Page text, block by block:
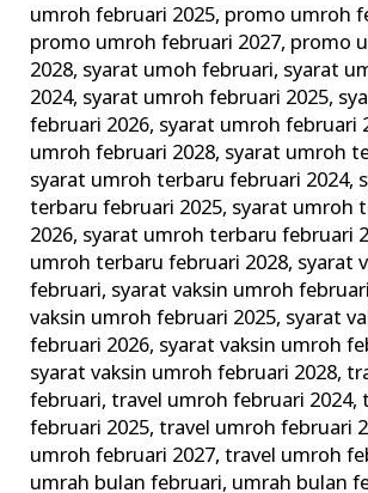
umroh februari 2025, promo umroh
promo umroh februari 2027, promo
2028, syarat umoh februari, syarat
2024, syarat umroh februari 2025,
februari 2026, syarat umroh februari
umroh februari 2028, syarat umroh
syarat umroh terbaru februari 2024,
terbaru februari 2025, syarat umroh
2026, syarat umroh terbaru februari
umroh terbaru februari 2028, syarat
februari, syarat vaksin umroh
vaksin umroh februari 2025, syarat
februari 2026, syarat vaksin umroh
syarat vaksin umroh februari 2028,
februari,travel umroh februari 2024,
februari 2025,travel umroh februari
umroh februari 2027,travel umroh
umrah bulan februari, umrah bulan